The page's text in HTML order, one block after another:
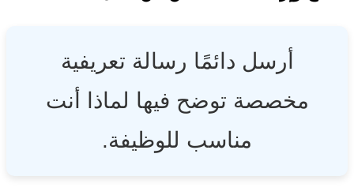
أرسل دائمًا رسالة تعريفية
مخصصة توضح فيها لماذا أنت
مناسب للوظيفة.